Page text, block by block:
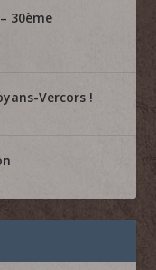
30ème
Vercors !